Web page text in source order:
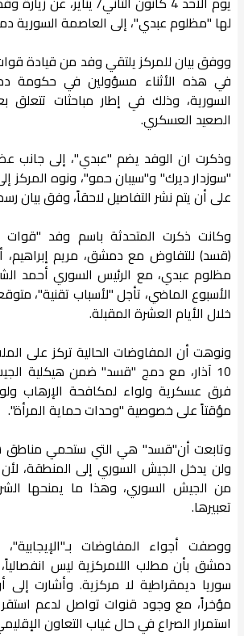
لها "مظلوم عبدي"، إلى العاصمة السورية
ووفق بيان للمركز يلتقي وفد من قيادة
في هذه الأثناء مسؤولين في حكومة
السورية، وذلك في إطار مباحثات تتعلق
الصعيد العسكري.
وذكرت ان الوفد يضم "عبدي"، إلى جانب
"سوزدار ديرك" و"سيبان حمو"، ونوه المركز
على أن يتم نشر التفاصيل لاحقاً، وفق بيان
وكانت ذكرت المتحدثة باسم وفد "قوات
(قسد) للتفاوض مع دمشق، مريم إبراهيم،
مظلوم عبدي، مع الرئيس السوري أحمد
الأسبوع الماضي، تأجل "لأسباب تقنية"،
خلال الأيام العشرة المقبلة.
ونوهت أن المفاوضات الحالية تركز على
10 آذار، مع دمج "قسد" ضمن هيكلية
فرق عسكرية ولواء لمكافحة الإرهاب
مؤقتاً على خصوصية "وحدات حماية المرأة".
وتابعت أن"قسد" هي التي ستحمي مناطق
ولن يدخل الجيش السوري إلى المنطقة،
من الجيش السوري، وهذا ما يمنحها
تعبيرها.
ووصفت أجواء المفاوضات
دمشق بأن مطلب اللامركزية ليس
سوريا ديمقراطية لا مركزية. وأشارت إلى
مؤخراً، مع وجود قنوات تواصل لدعم
استمرار الصراع في حال غياب التعاون